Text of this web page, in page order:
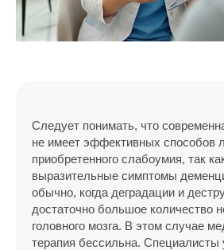
Следует понимать, что
не имеет эффективных способов
приобретенного слабоумия, так
выразительные симптомы
обычно, когда деградации и
достаточно большое количество
головного мозга. В этом случае
терапия бессильна. Специалисты